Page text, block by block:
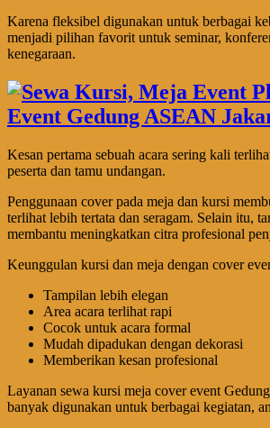
Karena fleksibel digunakan untuk berbagai
menjadi pilihan favorit untuk seminar,
kenegaraan.
Kesan pertama sebuah acara sering kali
peserta dan tamu undangan.
Penggunaan cover pada meja dan kursi
terlihat lebih tertata dan seragam. Selain itu,
membantu meningkatkan citra profesional
Keunggulan kursi dan meja dengan cover
Tampilan lebih elegan
Area acara terlihat rapi
Cocok untuk acara formal
Mudah dipadukan dengan dekorasi
Memberikan kesan profesional
Layanan sewa kursi meja cover event
banyak digunakan untuk berbagai kegiatan,